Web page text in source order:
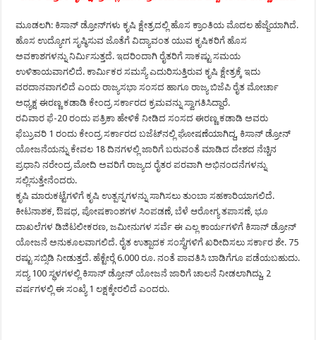
ಮೂಡಲಗಿ: ಕಿಸಾನ್ ಡ್ರೋನ್‍ಗಳು ಕೃಷಿ ಕ್ಷೇತ್ರದಲ್ಲಿ ಹೊಸ ಕ್ರಾಂತಿಯ ಮೊದಲ ಹೆಜ್ಜೆಯಾಗಿದೆ.
ಹೊಸ ಉದ್ಯೋಗ ಸೃಷ್ಠಿಸುವ ಜೊತೆಗೆ ವಿದ್ಯಾವಂತ ಯುವ ಕೃಷಿಕರಿಗೆ ಹೊಸ
ಅವಕಾಶಗಳನ್ನು ನಿರ್ಮಿಸುತ್ತದೆ. ಇದರಿಂದಾಗಿ ರೈತರಿಗೆ ಸಾಕಷ್ಟು ಸಮಯ
ಉಳಿತಾಯವಾಗಲಿದೆ. ಕಾರ್ಮಿಕರ ಸಮಸ್ಯೆ ಎದುರಿಸುತ್ತಿರುವ ಕೃಷಿ ಕ್ಷೇತ್ರಕ್ಕೆ ಇದು
ವರದಾನವಾಗಲಿದೆ ಎಂದು ರಾಜ್ಯಸಭಾ ಸಂಸದ ಹಾಗೂ ರಾಜ್ಯ ಬಿಜೆಪಿ ರೈತ ಮೋರ್ಚಾ
ಅಧ್ಯಕ್ಷ ಈರಣ್ಣ ಕಡಾಡಿ ಕೇಂದ್ರ ಸರ್ಕಾರದ ಕ್ರಮವನ್ನು ಸ್ವಾಗತಿಸಿದ್ದಾರೆ.
ರವಿವಾರ ಫೆ-20 ರಂದು ಪತ್ರಿಕಾ ಹೇಳಿಕೆ ನೀಡಿದ ಸಂಸದ ಈರಣ್ಣ ಕಡಾಡಿ ಅವರು
ಫೆಬ್ರುವರಿ 1 ರಂದು ಕೇಂದ್ರ ಸರ್ಕಾರದ ಬಜೆಟ್‍ನಲ್ಲಿ ಘೋಷಣೆಯಾಗಿದ್ದ, ಕಿಸಾನ್ ಡ್ರೋನ್
ಯೋಜನೆಯನ್ನು ಕೇವಲ 18 ದಿನಗಳಲ್ಲಿ ಜಾರಿಗೆ ಬರುವಂತೆ ಮಾಡಿದ ದೇಶದ ನೆಚ್ಚಿನ
ಪ್ರಧಾನಿ ನರೇಂದ್ರ ಮೋದಿ ಅವರಿಗೆ ರಾಜ್ಯದ ರೈತರ ಪರವಾಗಿ ಅಭಿನಂದನೆಗಳನ್ನು
ಸಲ್ಲಿಸುತ್ತೇನೆಂದರು.
ಕೃಷಿ ಮಾರುಕಟ್ಟೆಗಳಿಗೆ ಕೃಷಿ ಉತ್ಪನ್ನಗಳನ್ನು ಸಾಗಿಸಲು ತುಂಬಾ ಸಹಕಾರಿಯಾಗಲಿದೆ.
ಕೀಟನಾಶಕ, ಔಷಧ, ಪೋಷಕಾಂಶಗಳ ಸಿಂಪಡಣೆ, ಬೆಳೆ ಆರೋಗ್ಯ ತಪಾಸಣೆ, ಭೂ
ದಾಖಲೆಗಳ ಡಿಜಿಟಲೀಕರಣ, ಜಮೀನುಗಳ ಸರ್ವೆ ಈ ಎಲ್ಲ ಕಾರ್ಯಗಳಿಗೆ ಕಿಸಾನ್ ಡ್ರೋನ್
ಯೋಜನೆ ಅನುಕೂಲವಾಗಲಿದೆ. ರೈತ ಉತ್ಪಾದಕ ಸಂಸ್ಥೆಗಳಿಗೆ ಖರೀದಿಸಲು ಸರ್ಕಾರ ಶೇ. 75
ರಷ್ಟು ಸಬ್ಸಿಡಿ ನೀಡುತ್ತದೆ. ಹೆಕ್ಟೇರ್‍ಗೆ 6.000 ರೂ. ನಂತೆ ಪಾವತಿಸಿ ಬಾಡಿಗೆಗೂ ಪಡೆಯಬಹುದು.
ಸದ್ಯ 100 ಸ್ಥಳಗಳಲ್ಲಿ ಕಿಸಾನ್ ಡ್ರೋನ್ ಯೋಜನೆ ಜಾರಿಗೆ ಚಾಲನೆ ನೀಡಲಾಗಿದ್ದು, 2
ವರ್ಷಗಳಲ್ಲಿ ಈ ಸಂಖ್ಯೆ 1 ಲಕ್ಷಕ್ಕೇರಲಿದೆ ಎಂದರು.